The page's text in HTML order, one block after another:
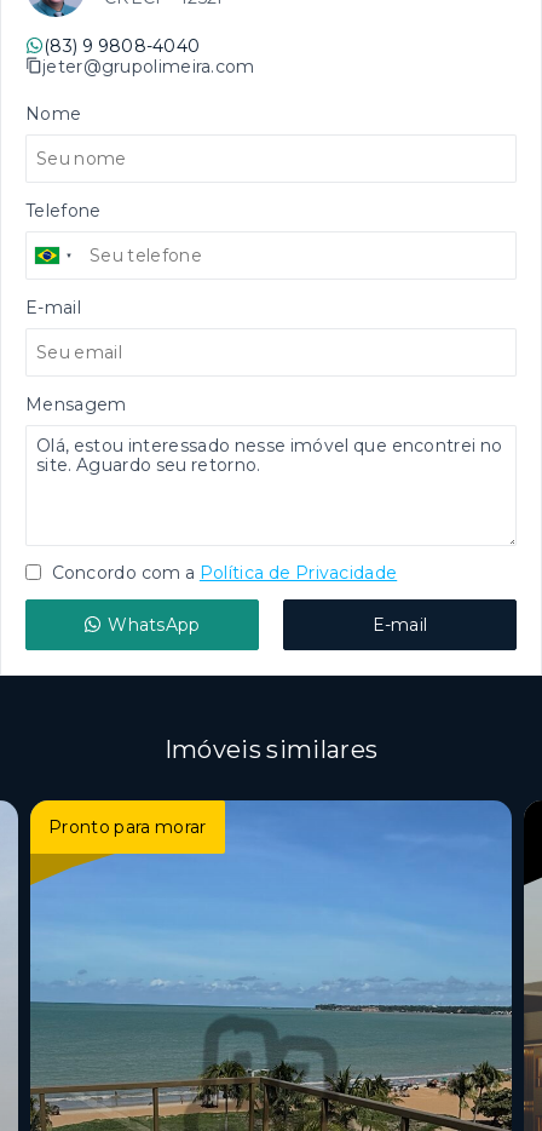
(83) 9 9808-4040
jeter@grupolimeira.com
Nome
Telefone
E-mail
Mensagem
Concordo com a Política de Privacidade
WhatsApp E-mail
Imóveis similares
Pronto para morar